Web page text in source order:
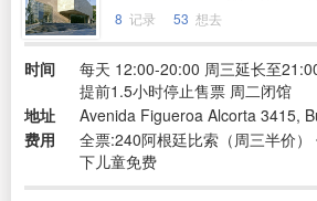
8 记录 53 想去
时间
每天 12:00-20:00 周三延长至
提前1.5小时停止售票 周二闭馆
地址
Avenida Figueroa Alcorta 3415,
费用
全票:240阿根廷比索（周三半价
下儿童免费